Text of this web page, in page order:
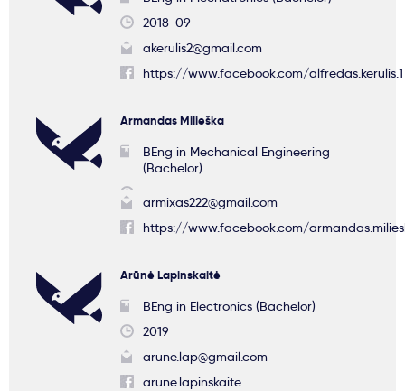
2018-09
akerulis2@gmail.com
https://www.facebook.com/alfredas.kerulis.1
Armandas Milieška
BEng in Mechanical Engineering
(Bachelor)
armixas222@gmail.com
https://www.facebook.com/
Arūnė Lapinskaitė
BEng in Electronics (Bachelor)
2019
arune.lap@gmail.com
arune.lapinskaite